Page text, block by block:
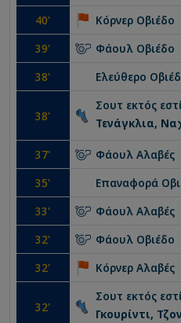
40' Κόρνερ Οβιέδο
39' Φάουλ Οβιέδο
38' Ελεύθερο
38'
Σουτ εκτός
Τενάγκλια,
37' Φάουλ Αλαβές
35' Επαναφορά
33' Φάουλ Αλαβές
32' Φάουλ Οβιέδο
32' Κόρνερ Αλαβές
32'
Σουτ εκτός
Γκουρίντι, Τζον